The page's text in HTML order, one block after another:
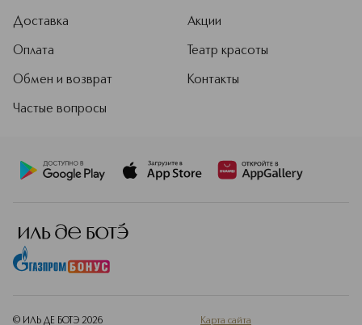
Доставка
Оплата
Обмен и возврат
Частые вопросы
Акции
Театр красоты
Контакты
© ИЛЬ ДЕ БОТЭ 2026 Карта сайта